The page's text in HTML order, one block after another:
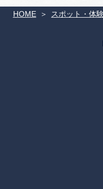
HOME スポット・体験